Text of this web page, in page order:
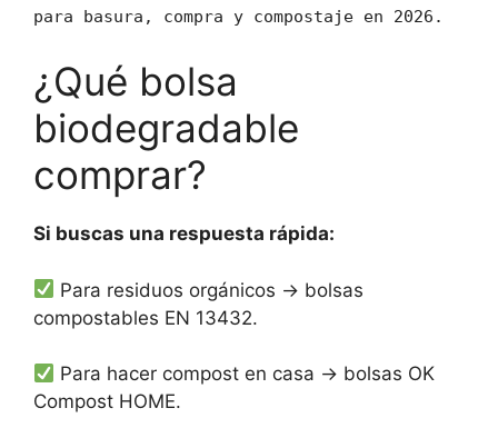
para basura, compra y compostaje en 2026.
¿Qué bolsa
biodegradable
comprar?
Si buscas una respuesta rápida:
Para residuos orgánicos → bolsas
compostables EN 13432.
Para hacer compost en casa → bolsas OK
Compost HOME.